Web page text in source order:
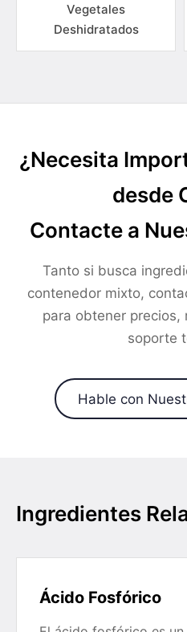
Vegetales
Deshidratados
¿Necesita
desde
Contacte a
Tanto si busca
contenedor mixto,
para obtener
soporte
Hable con
Ingredientes
Ácido Fosfórico